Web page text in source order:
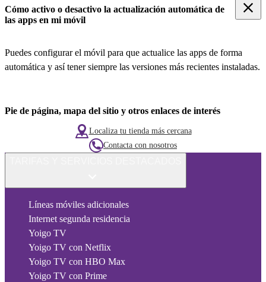
Cómo activo o desactivo la actualización automática de
las apps en mi móvil
Puedes configurar el móvil para que actualice las apps de forma
automática y así tener siempre las versiones más recientes instaladas.
Pie de página, mapa del sitio y otros enlaces de interés
Localiza tu tienda más cercana
Contacta con nosotros
Líneas móviles adicionales
Internet segunda residencia
Yoigo TV
Yoigo TV con Netflix
Yoigo TV con HBO Max
Yoigo TV con Prime